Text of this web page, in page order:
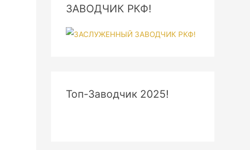
ЗАВОДЧИК РКФ!
Топ-Заводчик 2025!